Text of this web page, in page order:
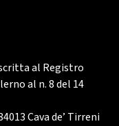
al Registro
al n. 8 del 14
Cava de’ Tirreni